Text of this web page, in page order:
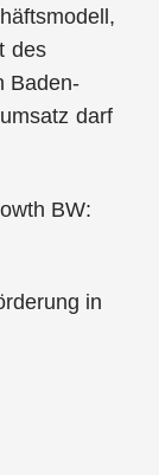
des
Baden-
darf
BW:
in